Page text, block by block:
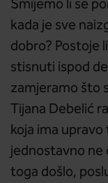
Smijemo li se
kada je sve
dobro? Postoje
stisnuti ispod
zamjeramo što
Tijana Debelić
koja ima
jednostavno ne
toga došlo,